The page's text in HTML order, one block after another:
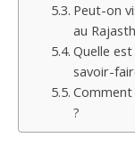
Peut-on
au
Quelle
savoir-
?